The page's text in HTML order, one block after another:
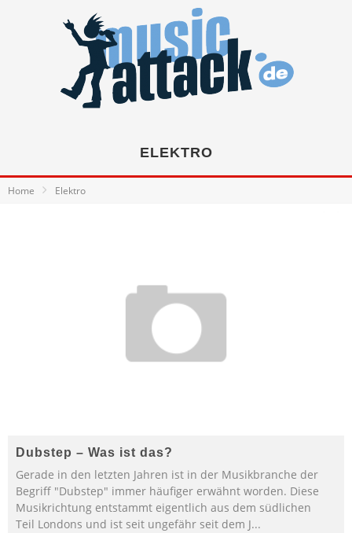
ELEKTRO
Home Elektro
Dubstep – Was ist das?
Gerade in den letzten Jahren ist in der Musikbranche der
Begriff "Dubstep" immer häufiger erwähnt worden. Diese
Musikrichtung entstammt eigentlich aus dem südlichen
Teil Londons und ist seit ungefähr seit dem J...